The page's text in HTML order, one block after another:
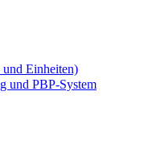
Einheiten)
und PBP-System